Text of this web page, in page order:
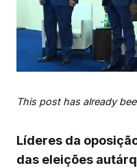
This post has already
Líderes da
das eleições